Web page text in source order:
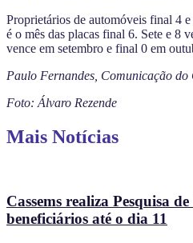
Proprietários de automóveis final 4
é o mês das placas final 6. Sete e 8
vence em setembro e final 0 em
Paulo Fernandes, Comunicação do
Foto: Álvaro Rezende
Mais Notícias
Cassems realiza Pesquisa
beneficiários até o dia 11